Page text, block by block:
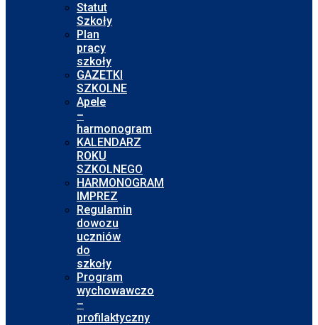
Statut
Szkoły
Plan
pracy
szkoły
GAZETKI
SZKOLNE
Apele
–
harmonogram
KALENDARZ
ROKU
SZKOLNEGO
HARMONOGRAM
IMPREZ
Regulamin
dowozu
uczniów
do
szkoły
Program
wychowawczo
–
profilaktyczny